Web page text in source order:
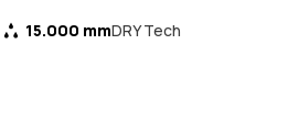
15.000 mmDRY Tech